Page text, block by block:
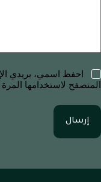
احفظ اسمي، بريدي
المتصفح لاستخدامها
إرسال